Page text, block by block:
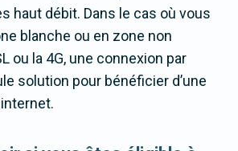
haut débit. Dans le cas où vous
blanche ou en zone non
ou la 4G, une connexion par
solution pour bénéficier d’une